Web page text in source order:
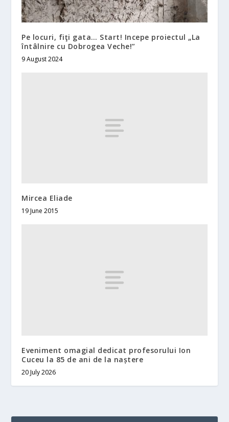
Pe locuri, fiţi gata… Start! Incepe proiectul „La
întâlnire cu Dobrogea Veche!”
9 August 2024
Mircea Eliade
19 June 2015
Eveniment omagial dedicat profesorului Ion
Cuceu la 85 de ani de la naștere
20 July 2026